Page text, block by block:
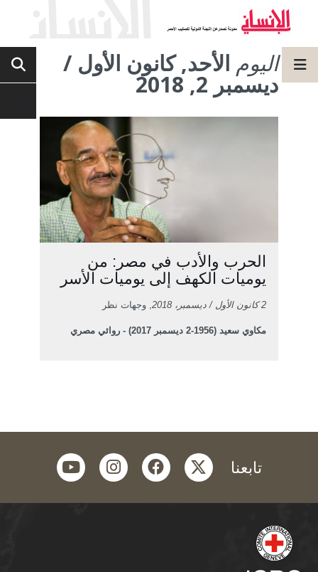
اليوم الأحد, كانون الأول /
ديسمبر 2, 2018
الحرب والأدب في مصر: من
يوميات الكهف إلى يوميات الأسر
2 كانون الأول / ديسمبر، 2018 , وجهات نظر
مكاوي سعيد (1956-2 ديسمبر 2017) - روائي مصري
تابعنا twitter
facebook
instagram
youtube